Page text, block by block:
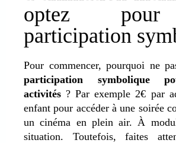
optez
participation
Pour commencer, pourquoi ne
participation symbolique
activités ? Par exemple 2€ par
enfant pour accéder à une soirée
un cinéma en plein air. À
situation. Toutefois, faites